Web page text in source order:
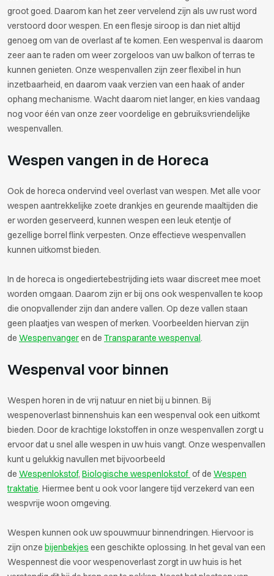
groot goed. Daarom kan het zeer vervelend zijn als uw rust word
verstoord door wespen. En een flesje siroop is dan niet altijd
genoeg om van de overlast af te komen. Een wespenval is daarom
zeer aan te raden om weer zorgeloos van uw balkon of terras te
kunnen genieten. Onze wespenvallen zijn zeer flexibel in hun
inzetbaarheid, en daarom vaak verzien van een haak of ander
ophang mechanisme. Wacht daarom niet langer, en kies vandaag
nog voor één van onze zeer voordelige en gebruiksvriendelijke
wespenvallen.
Wespen vangen in de Horeca
Ook de horeca ondervind veel overlast van wespen. Met alle voor
wespen aantrekkelijke zoete drankjes en geurende maaltijden die
er worden geserveerd, kunnen wespen een leuk etentje of
gezellige borrel flink verpesten. Onze effectieve wespenvallen
kunnen uitkomst bieden.
In de horeca is ongediertebestrijding iets waar discreet mee moet
worden omgaan. Daarom zijn er bij ons ook wespenvallen te koop
die onopvallender zijn dan andere vallen. Op deze vallen staan
geen plaatjes van wespen of merken. Voorbeelden hiervan zijn
de Wespenvangeren de Transparante wespenval.
Wespenval voor binnen
Wespen horen in de vrij natuur en niet bij u binnen. Bij
wespenoverlast binnenshuis kan een wespenval ook een uitkomt
bieden. Door de krachtige lokstoffen in onze wespenvallen zorgt u
ervoor dat u snel alle wespen in uw huis vangt. Onze wespenvallen
kunt u gelukkig navullen met bijvoorbeeld
de Wespenlokstof, Biologische wespenlokstof of de Wespen
traktatie. Hiermee bent u ook voor langere tijd verzekerd van een
wespvrije woon omgeving.
Wespen kunnen ook uw spouwmuur binnendringen. Hiervoor is
zijn onze bijenbekjes een geschikte oplossing. In het geval van een
Wespennest die voor wespenoverlast zorgt in uw huis is het